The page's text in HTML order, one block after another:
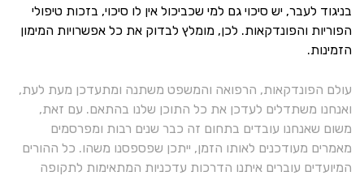
בניגוד לעבר, יש סיכוי גם למי שכביכול אין לו סיכוי, בזכות טיפולי
הפוריות והפונדקאות. לכן, מומלץ לבדוק את כל אפשרויות המימון
הזמינות.
עולם הפונדקאות, הרפואה והמשפט משתנה ומתעדכן מעת לעת,
ואנחנו משתדלים לעדכן את כל התוכן שלנו בהתאם. עם זאת,
משום שאנחנו עובדים בתחום זה כבר שנים רבות ומפרסמים
מאמרים מעודכנים לאותו הזמן, ייתכן שפספסנו משהו. כל ההורים
המיועדים עוברים איתנו הדרכות עדכניות המתאימות לתקופה